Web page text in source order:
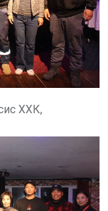
ХХК,